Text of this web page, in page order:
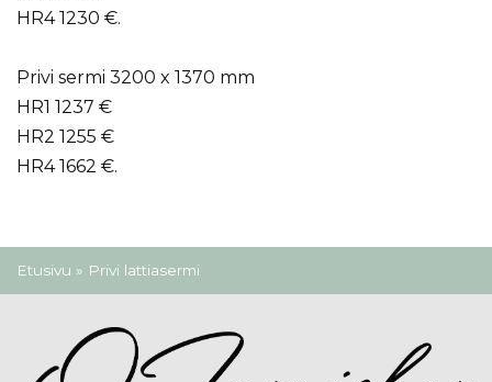
HR4 1230 €.
Privi sermi 3200 x 1370 mm
HR1 1237 €
HR2 1255 €
HR4 1662 €.
Olet täällä
Etusivu » Privi lattiasermi